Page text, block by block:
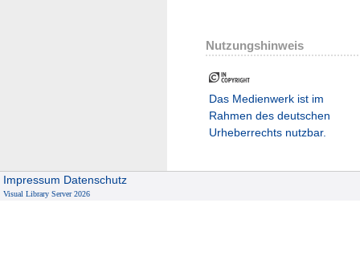
Nutzungshinweis
Das Medienwerk ist im
Rahmen des deutschen
Urheberrechts nutzbar.
Impressum Datenschutz
Visual Library Server 2026